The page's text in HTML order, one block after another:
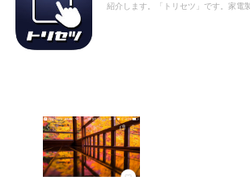
紹介します。「トリセツ」です。家電